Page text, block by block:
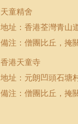
天童精舍
地址：香港荃灣青山
備注： 僧團比丘，掩
香港天童寺
地址：元朗凹頭石塘
備注：僧團比丘，掩